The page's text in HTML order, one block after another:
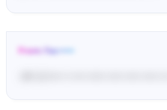
From: Fac•••••
<#• LC••••• •• •••• •••••• ••••• ••••• •••••